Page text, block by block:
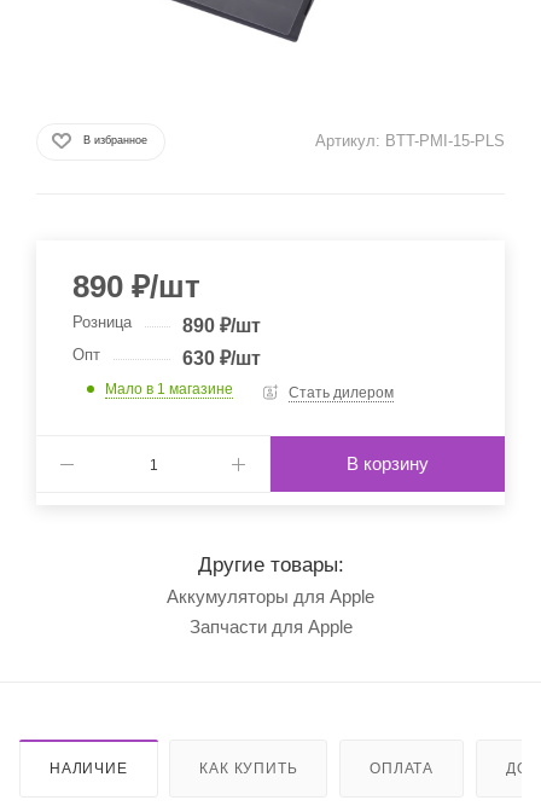
В избранное Артикул: BTT-PMI-15-PLS
890 ₽/шт
Розница 890₽/шт
Опт 630₽/шт
Мало в 1 магазине Стать дилером
В корзину
Другие товары:
Аккумуляторы для Apple
Запчасти для Apple
НАЛИЧИЕ КАК КУПИТЬ ОПЛАТА